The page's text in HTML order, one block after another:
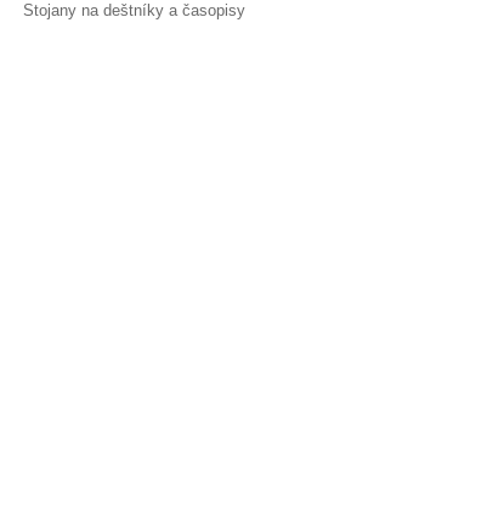
Stojany na deštníky a časopisy